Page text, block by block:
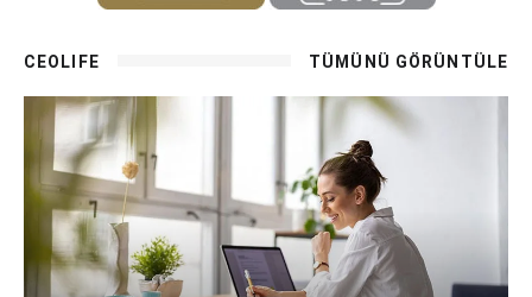
CEOLIFE TÜMÜNÜ GÖRÜNTÜLE